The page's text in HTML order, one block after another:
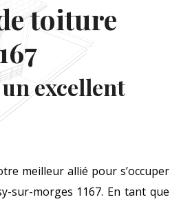
toiture
excellent
meilleur allié pour s’occuper
sur-morges 1167. En tant que